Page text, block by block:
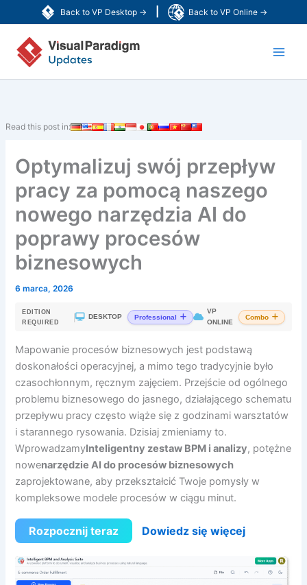
Back to VP Desktop → Back to VP Online →
do
treści
Read this post in:
Optymalizuj swój przepływ
pracy za pomocą naszego
nowego narzędzia AI do
poprawy procesów
biznesowych
6 marca, 2026
EDITION
REQUIRED
DESKTOP Professional
VP
ONLINE
Combo
Mapowanie procesów biznesowych jest podstawą
doskonałości operacyjnej, a mimo tego tradycyjnie było
czasochłonnym, ręcznym zajęciem. Przejście od ogólnego
problemu biznesowego do jasnego, działającego schematu
przepływu pracy często wiąże się z godzinami warsztatów
i starannego rysowania. Dzisiaj zmieniamy to.
WprowadzamyInteligentny zestaw BPM i analizy, potężne
nowenarzędzie AI do procesów biznesowych
zaprojektowane, aby przekształcić Twoje pomysły w
kompleksowe modele procesów w ciągu minut.
Rozpocznij teraz Dowiedz się więcej